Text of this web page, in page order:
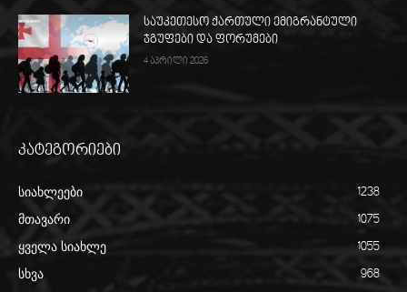
საუკეთესო ქართული ემიგრანტული
ჯგუფები და ფორუმები
4 აპრილი 2026
კატეგორიები
სიახლეები 1238
მთავარი 1075
ყველა სიახლე 1055
სხვა 968